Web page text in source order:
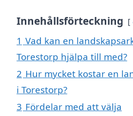
Innehållsförteckning
1 Vad kan en
Torestorp hjälpa till med?
2 Hur mycket kostar en
i Torestorp?
3 Fördelar med att välja